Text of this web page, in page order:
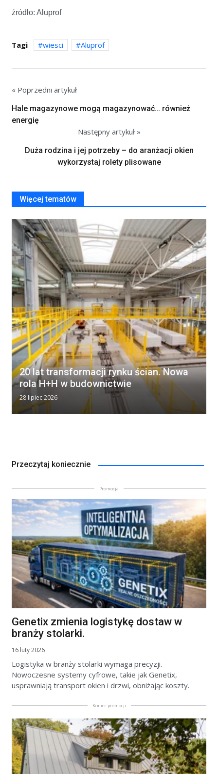
źródło: Aluprof
Tagi wiesci Aluprof
« Poprzedni artykuł
Hale magazynowe mogą magazynować… również
energię
Następny artykuł »
Duża rodzina i jej potrzeby – do aranżacji okien
wykorzystaj rolety plisowane
Więcej tematów
20 lat transformacji rynku ścian. Nowa
rola H+H w budownictwie
28 lipiec 2026
Przeczytaj koniecznie
Promocja
Genetix zmienia logistykę dostaw w
branży stolarki.
16 luty 2026
Logistyka w branży stolarki wymaga precyzji.
Nowoczesne systemy cyfrowe, takie jak Genetix,
usprawniają transport okien i drzwi, obniżając koszty.
Koniec promocji